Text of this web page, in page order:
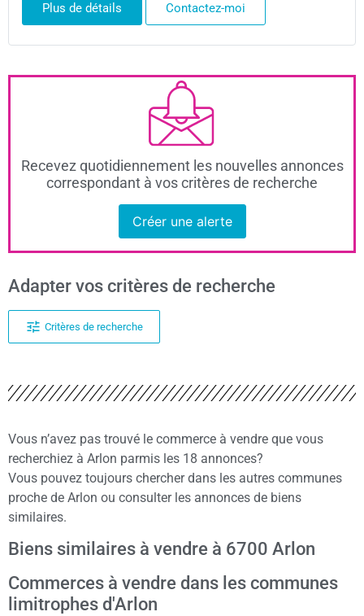
Plus de détails Contactez-moi
Recevez quotidiennement les nouvelles annonces
correspondant à vos critères de recherche
Créer une alerte
Adapter vos critères de recherche
Critères de recherche
Vous n’avez pas trouvé le commerce à vendre que vous
recherchiez à Arlon parmis les 18 annonces?
Vous pouvez toujours chercher dans les autres communes
proche de Arlon ou consulter les annonces de biens
similaires.
Biens similaires à vendre à 6700 Arlon
Commerces à vendre dans les communes
limitrophes d'Arlon